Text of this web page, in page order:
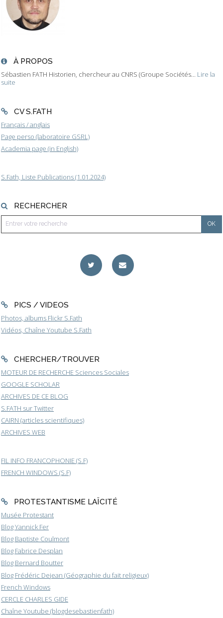
À PROPOS
Sébastien FATH Historien, chercheur au CNRS (Groupe Sociétés... Lire la
suite
CV S.FATH
Français / anglais
Page perso (laboratoire GSRL)
Academia page (in English)
S.Fath, Liste Publications (1.01.2024)
RECHERCHER
PICS / VIDEOS
Photos, albums Flickr S.Fath
Vidéos, Chaîne Youtube S.Fath
CHERCHER/TROUVER
MOTEUR DE RECHERCHE Sciences Sociales
GOOGLE SCHOLAR
ARCHIVES DE CE BLOG
S.FATH sur Twitter
CAIRN (articles scientifiques)
ARCHIVES WEB
FIL INFO FRANCOPHONIE (S.F)
FRENCH WINDOWS (S.F)
PROTESTANTISME LAÏCITÉ
Musée Protestant
Blog Yannick Fer
Blog Baptiste Coulmont
Blog Fabrice Desplan
Blog Bernard Boutter
Blog Frédéric Dejean (Géographie du fait religieux)
French Windows
CERCLE CHARLES GIDE
Chaîne Youtube (blogdesebastienfath)